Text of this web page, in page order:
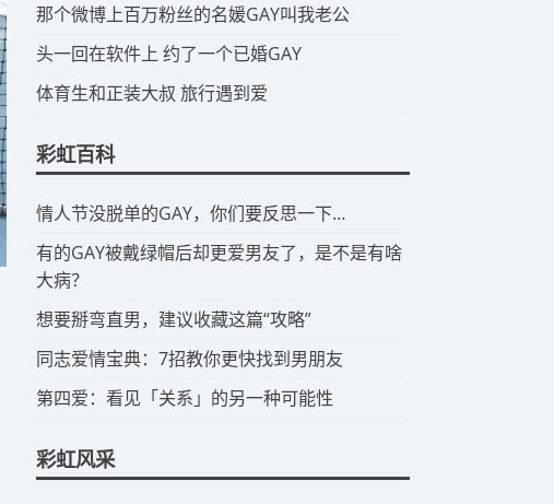
​那个微博上百万粉丝的名媛GAY叫我老公
​头一回在软件上 约了一个已婚GAY
​体育生和正装大叔 旅行遇到爱
彩虹百科
​情人节没脱单的GAY，你们要反思一下…
​有的GAY被戴绿帽后却更爱男友了，是不是有啥
大病？
​想要掰弯直男，建议收藏这篇“攻略”
​同志爱情宝典：7招教你更快找到男朋友
​第四爱：看见「关系」的另一种可能性
彩虹风采